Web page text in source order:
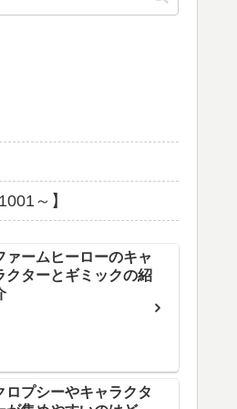
～】
ァームヒーローのキャ
クターとギミックの紹
ロプシーやキャラクタ